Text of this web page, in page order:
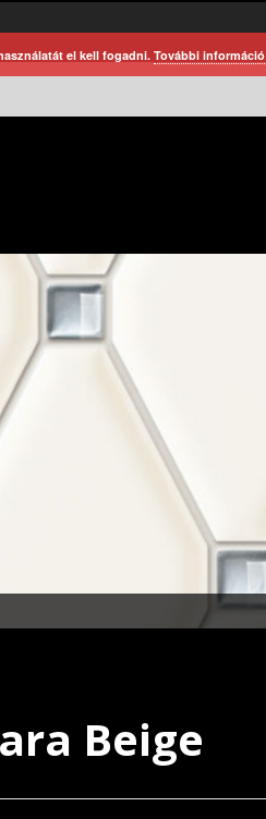
Beige
el kell fogadni. További információ